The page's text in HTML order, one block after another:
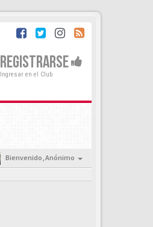
REGISTRARSE
Ingresar en el Club
Bienvenido,Anónimo